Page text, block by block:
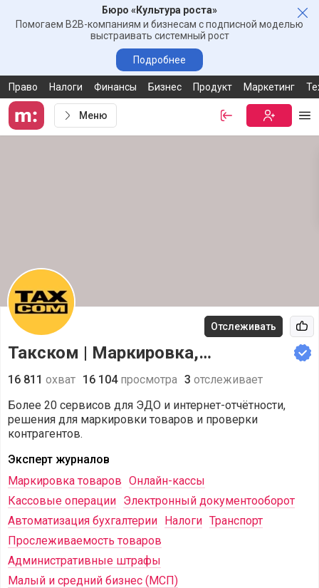
Бюро «Культура роста»
Помогаем B2B-компаниям и бизнесам с подписной моделью
выстраивать системный рост
Подробнее
Право Налоги Финансы Бизнес Продукт Маркетинг
Меню Войти
Отслеживать
Такском | Маркировка,
прослеживаемость, онлайн-
кассы
16 811 охват 16 104 просмотра 3 отслеживает
Более 20 сервисов для ЭДО и интернет-отчётности,
решения для маркировки товаров и проверки
контрагентов.
Эксперт журналов
Маркировка товаров Онлайн-кассы
Кассовые операции Электронный документооборот
Автоматизация бухгалтерии Налоги Транспорт
Прослеживаемость товаров
Административные штрафы
Малый и средний бизнес (МСП)